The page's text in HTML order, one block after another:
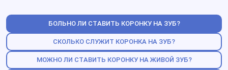
полностью удаляет с них мягкий и твердый налет,
предупреждает воспалительные процессы.
Если ваши зубы разрушаются слишком быстро, с
проблемой успешно справятся стоматологи клиники
«Доктор Смайл». Приходите на консультацию — вы
БОЛЬНО ЛИ СТАВИТЬ КОРОНКУ НА ЗУБ?
СКОЛЬКО СЛУЖИТ КОРОНКА НА ЗУБ?
МОЖНО ЛИ СТАВИТЬ КОРОНКУ НА ЖИВОЙ ЗУБ?